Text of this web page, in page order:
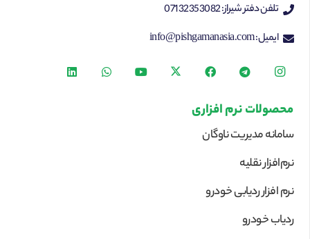
تلفن دفتر شیراز: 07132353082
ایمیل: info@pishgamanasia.com
محصولات نرم افزاری
سامانه مدیریت ناوگان
نرم‌افزار نقلیه
نرم افزار ردیابی خودرو
ردیاب خودرو